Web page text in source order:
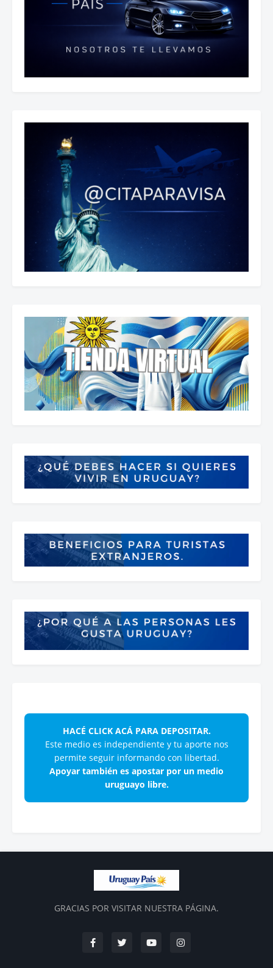
HACÉ CLICK ACÁ PARA DEPOSITAR.
Este medio es independiente y tu aporte nos
permite seguir informando con libertad.
Apoyar también es apostar por un medio
uruguayo libre.
GRACIAS POR VISITAR NUESTRA PÁGINA.